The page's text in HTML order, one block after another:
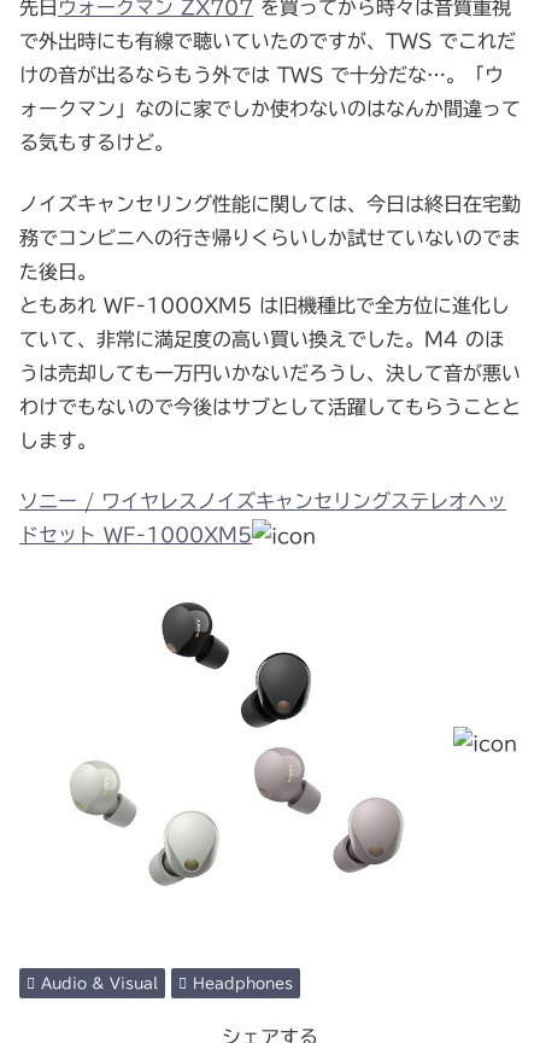
先日 ウォークマン ZX707 を買ってから時々は音質重視
で外出時にも有線で聴いていたのですが、TWS でこれだ
けの音が出るならもう外では TWS で十分だな…。「ウ
ォークマン」なのに家でしか使わないのはなんか間違って
る気もするけど。
ノイズキャンセリング性能に関しては、今日は終日在宅勤
務でコンビニへの行き帰りくらいしか試せていないのでま
た後日。
ともあれ WF-1000XM5 は旧機種比で全方位に進化し
ていて、非常に満足度の高い買い換えでした。M4 のほ
うは売却しても一万円いかないだろうし、決して音が悪い
わけでもないので今後はサブとして活躍してもらうことと
します。
ソニー / ワイヤレスノイズキャンセリングステレオヘッ
ドセット WF-1000XM5
Audio & Visual Headphones
シェアする